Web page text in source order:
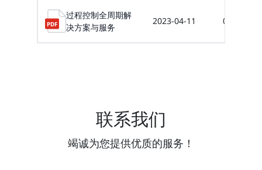
过程控制全周期解
决方案与服务
2023-04-11 0.19MB
联系我们
竭诚为您提供优质的服务！